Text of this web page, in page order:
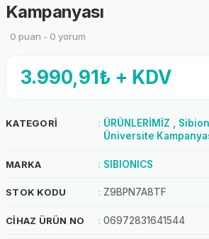
Kampanyası
0 puan - 0 yorum
3.990,91₺ + KDV
KATEGORI ÜRÜNLERİMİZ
Üniversite
MARKA SIBIONICS
STOK KODU Z9BPN7A8TF
CIHAZ ÜRÜN NO 06972831641544